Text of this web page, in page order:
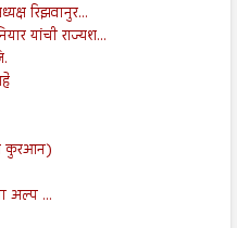
रिझवानुर...
यांची राज्यश...
कुरआन)
अल्प ...